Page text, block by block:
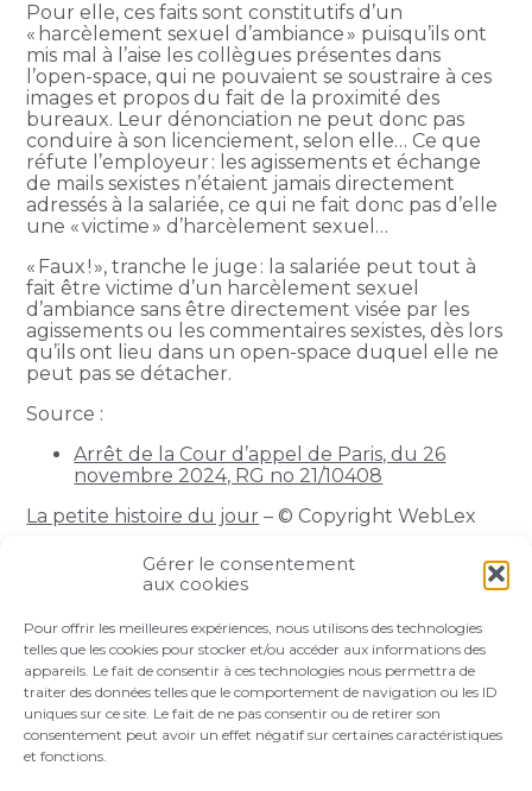
Gérer le consentement
aux cookies
Pour offrir les meilleures expériences, nous utilisons des technologies
telles que les cookies pour stocker et/ou accéder aux informations des
appareils. Le fait de consentir à ces technologies nous permettra de
traiter des données telles que le comportement de navigation ou les ID
uniques sur ce site. Le fait de ne pas consentir ou de retirer son
consentement peut avoir un effet négatif sur certaines caractéristiques
et fonctions.
Pour elle, ces faits sont constitutifs d’un
« harcèlement sexuel d’ambiance » puisqu’ils ont
mis mal à l’aise les collègues présentes dans
l’open-space, qui ne pouvaient se soustraire à ces
images et propos du fait de la proximité des
bureaux. Leur dénonciation ne peut donc pas
conduire à son licenciement, selon elle… Ce que
réfute l’employeur : les agissements et échange
de mails sexistes n’étaient jamais directement
adressés à la salariée, ce qui ne fait donc pas d’elle
une « victime » d’harcèlement sexuel…
« Faux ! », tranche le juge : la salariée peut tout à
fait être victime d’un harcèlement sexuel
d’ambiance sans être directement visée par les
agissements ou les commentaires sexistes, dès lors
qu’ils ont lieu dans un open-space duquel elle ne
peut pas se détacher.
Source :
Arrêt de la Cour d’appel de Paris, du 26
novembre 2024, RG no 21/10408
La petite histoire du jour – © Copyright WebLex
FaceBook
TwitterLinkedIn